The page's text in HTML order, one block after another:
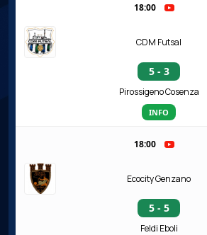
18:00
CDM Futsal
5 - 3
Pirossigeno Cosenza
INFO
18:00
Ecocity Genzano
5 - 5
Feldi Eboli